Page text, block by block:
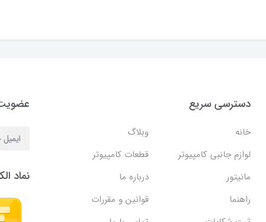
دسترسی سریع
خانه
وبلاگ
لوازم جانبی کامپیوتر
قطعات کامپیوتر
مانیتور
درباره ما
راهنما
قوانین و مقررات
عضویت
نماد